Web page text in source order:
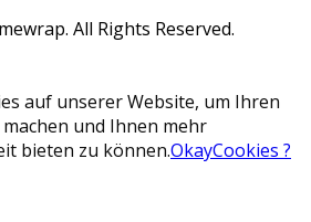
All Rights Reserved.
auf unserer Website, um Ihren
und Ihnen mehr
bieten zu können.OkayCookies ?